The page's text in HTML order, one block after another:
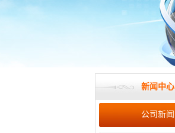
新闻中心
公司新闻